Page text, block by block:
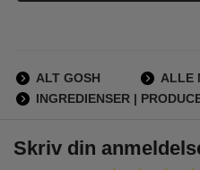
ALT GOSH ALLE
INGREDIENSER |
Skriv din